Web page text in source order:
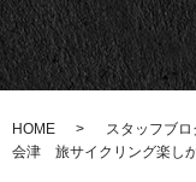
HOME
スタッフブロ
会津 旅サイクリング楽し